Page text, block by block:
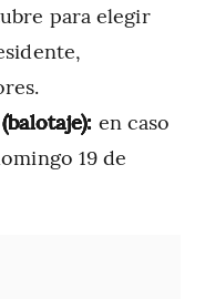
para elegir
en caso
19 de